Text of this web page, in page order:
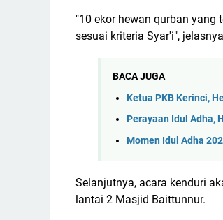
"10 ekor hewan qurban
sesuai kriteria Syar'i",
BACA JUGA
Ketua PKB Kerinci,
Perayaan Idul Adha,
Momen Idul Adha
Selanjutnya, acara kenduri
lantai 2 Masjid Baittunnur.